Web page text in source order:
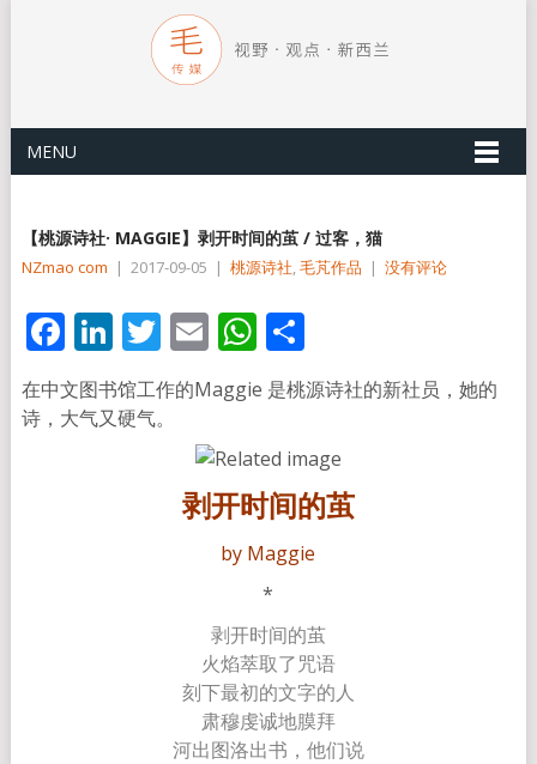
MENU
【桃源诗社· MAGGIE】剥开时间的茧 / 过客，猫
NZmao com | 2017-09-05 | 桃源诗社,毛芃作品 | 没有评论
Facebook
LinkedIn
Twitter
EmailWhatsApp
分
享
在中文图书馆工作的Maggie 是桃源诗社的新社员，她的
诗，大气又硬气。
剥开时间的茧
by Maggie
*
剥开时间的茧
火焰萃取了咒语
刻下最初的文字的人
肃穆虔诚地膜拜
河出图洛出书，他们说